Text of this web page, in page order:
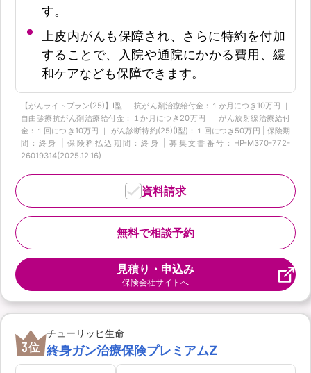
す。
上皮内がんも保障され、さらに特約を付加
することで、入院や通院にかかる費用、緩
和ケアなども保障できます。
【がんライトプラン(25)】I型 ｜ 抗がん剤治療給付金：１か月につき10万円 ｜
自由診療抗がん剤治療給付金：１か月につき20万円 ｜ がん放射線治療給付
金：１回につき10万円 ｜ がん診断特約(25)(Ⅰ型)：１回につき50万円 | 保険期
間：終身 | 保険料払込期間：終身 | 募集文書番号：HP-M370-772-
26019314(2025.12.16)
無料で相談予約
資料請求
見積り・申込み
保険会社サイトへ
3位
チューリッヒ生命
終身ガン治療保険プレミアムZ